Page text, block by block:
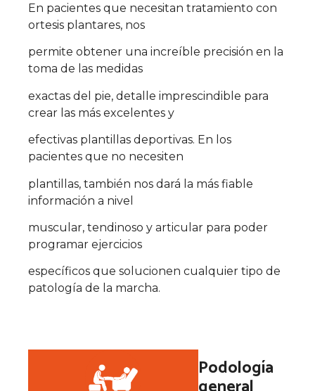
En pacientes que necesitan tratamiento con
ortesis plantares, nos
permite obtener una increíble precisión en la
toma de las medidas
exactas del pie, detalle imprescindible para
crear las más excelentes y
efectivas plantillas deportivas. En los
pacientes que no necesiten
plantillas, también nos dará la más fiable
información a nivel
muscular, tendinoso y articular para poder
programar ejercicios
específicos que solucionen cualquier tipo de
patología de la marcha.
Podología